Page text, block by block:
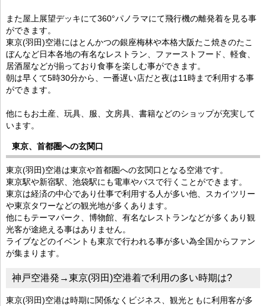
また屋上展望デッキにて360°パノラマにて飛行機の離発着を見る事
ができます。
東京(羽田)空港にはとんかつの銀座梅林や本格大阪たこ焼きのたこ
ぼんなど日本各地の有名なレストラン、ファーストフード、軽食、
居酒屋などが揃っており食事を楽しむ事ができます。
朝は早くて5時30分から、一番遅い店だと夜は11時まで利用する事
ができます。
他にもお土産、玩具、服、文房具、書籍などのショップが充実して
います。
東京、首都圏への玄関口
東京(羽田)空港は東京や首都圏への玄関口となる空港です。
東京駅や新宿駅、池袋駅にも電車やバスで行くことができます。
東京は経済の中心であり仕事で利用する人が多い他、スカイツリー
や東京タワーなどの観光地が多くあります。
他にもテーマパーク、博物館、有名なレストランなどが多くあり観
光客が途絶える事はありません。
ライブなどのイベントも東京で行われる事が多い為全国からファン
が集まります。
神戸空港発→東京(羽田)空港着で利用の多い時期は?
東京(羽田)空港は時期に関係なくビジネス、観光ともに利用客が多